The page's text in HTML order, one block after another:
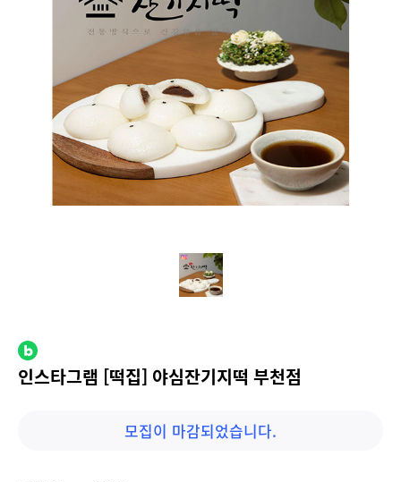
인스타그램 [떡집] 야심잔기지떡 부천점
모집이 마감되었습니다.